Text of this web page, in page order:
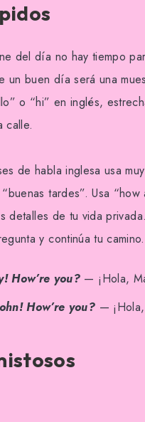
del día no hay tiempo
un buen día será una
o “hi” en inglés,
calle.
de habla inglesa usa
tardes”. Usa
detalles de tu vida
y continúa tu camino.
How’re you? — ¡Hola,
How’re you? —